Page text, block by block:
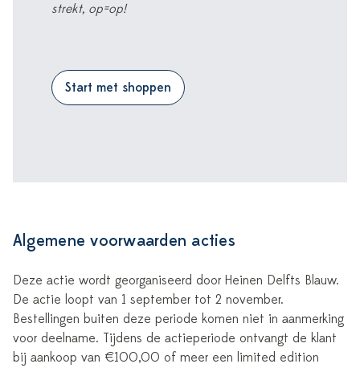
strekt, op=op!
Start met shoppen
Algemene voorwaarden acties
Deze actie wordt georganiseerd door Heinen Delfts Blauw.
De actie loopt van 1 september tot 2 november.
Bestellingen buiten deze periode komen niet in aanmerking
voor deelname. Tijdens de actieperiode ontvangt de klant
bij aankoop van €100,00 of meer een limited edition